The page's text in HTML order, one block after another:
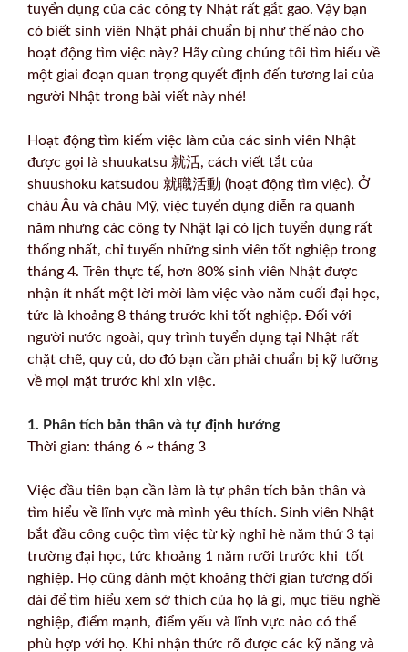
tuyển dụng của các công ty Nhật rất gắt gao. Vậy bạn
có biết sinh viên Nhật phải chuẩn bị như thế nào cho
hoạt động tìm việc này? Hãy cùng chúng tôi tìm hiểu về
một giai đoạn quan trọng quyết định đến tương lai của
người Nhật trong bài viết này nhé!
Hoạt động tìm kiếm việc làm của các sinh viên Nhật
được gọi là shuukatsu 就活, cách viết tắt của
shuushoku katsudou 就職活動 (hoạt động tìm việc). Ở
châu Âu và châu Mỹ, việc tuyển dụng diễn ra quanh
năm nhưng các công ty Nhật lại có lịch tuyển dụng rất
thống nhất, chỉ tuyển những sinh viên tốt nghiệp trong
tháng 4. Trên thực tế, hơn 80% sinh viên Nhật được
nhận ít nhất một lời mời làm việc vào năm cuối đại học,
tức là khoảng 8 tháng trước khi tốt nghiệp. Đối với
người nước ngoài, quy trình tuyển dụng tại Nhật rất
chặt chẽ, quy củ, do đó bạn cần phải chuẩn bị kỹ lưỡng
về mọi mặt trước khi xin việc.
1. Phân tích bản thân và tự định hướng
Thời gian: tháng 6 ~ tháng 3
Việc đầu tiên bạn cần làm là tự phân tích bản thân và
tìm hiểu về lĩnh vực mà mình yêu thích. Sinh viên Nhật
bắt đầu công cuộc tìm việc từ kỳ nghỉ hè năm thứ 3 tại
trường đại học, tức khoảng 1 năm rưỡi trước khi tốt
nghiệp. Họ cũng dành một khoảng thời gian tương đối
dài để tìm hiểu xem sở thích của họ là gì, mục tiêu nghề
nghiệp, điểm mạnh, điểm yếu và lĩnh vực nào có thể
phù hợp với họ. Khi nhận thức rõ được các kỹ năng và